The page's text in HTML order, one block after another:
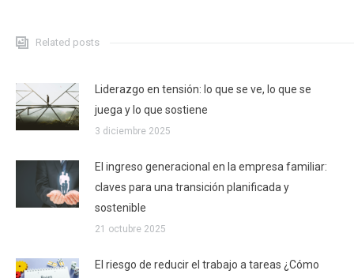
Related posts
Liderazgo en tensión: lo que se ve, lo que se
juega y lo que sostiene
3 diciembre 2025
El ingreso generacional en la empresa familiar:
claves para una transición planificada y
sostenible
21 octubre 2025
El riesgo de reducir el trabajo a tareas ¿Cómo